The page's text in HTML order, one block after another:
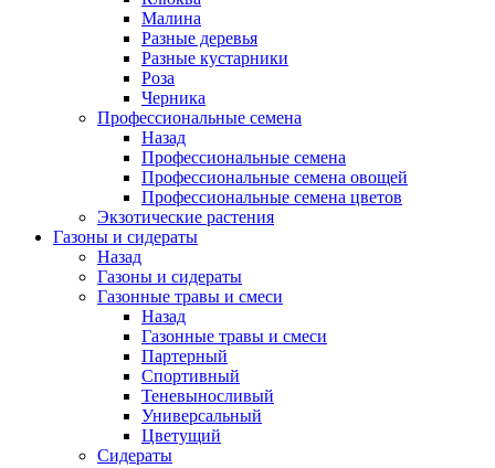
Малина
Разные деревья
Разные кустарники
Роза
Черника
Профессиональные семена
Назад
Профессиональные семена
Профессиональные семена овощей
Профессиональные семена цветов
Экзотические растения
Газоны и сидераты
Назад
Газоны и сидераты
Газонные травы и смеси
Назад
Газонные травы и смеси
Партерный
Спортивный
Теневыносливый
Универсальный
Цветущий
Сидераты